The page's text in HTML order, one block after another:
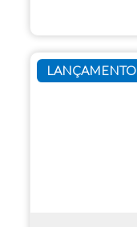
LANÇAMENTO